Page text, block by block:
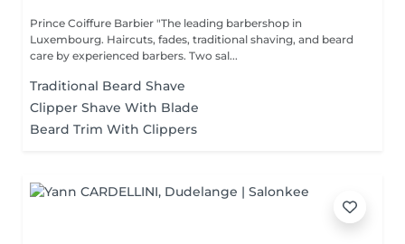
Prince Coiffure Barbier "The leading barbershop in
Luxembourg. Haircuts, fades, traditional shaving, and beard
care by experienced barbers. Two sal...
Traditional Beard Shave
Clipper Shave With Blade
Beard Trim With Clippers